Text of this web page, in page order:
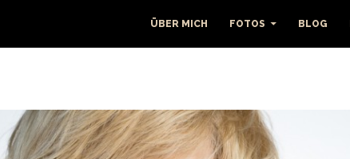
ÜBER MICH FOTOS BLOG